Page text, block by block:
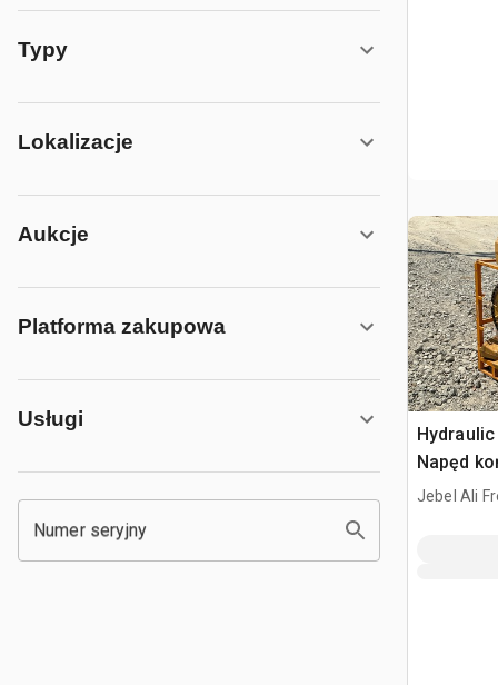
Typy
Lokalizacje
Aukcje
Platforma zakupowa
Usługi
Numer seryjny
Napęd
Loader
Jebel Ali